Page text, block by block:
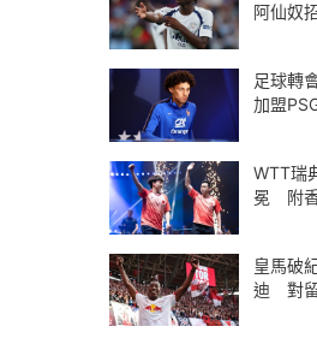
阿仙奴
足球轉
加盟
WTT瑞
冕 附香
皇馬破
迪 對留